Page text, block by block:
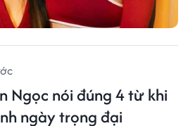
Ngọc nói đúng 4 từ khi
ngày trọng đại